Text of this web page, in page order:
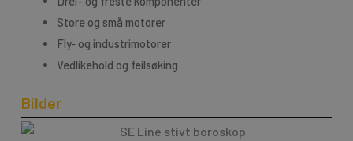
Store og små motorer
Fly‑ og industrimotorer
Vedlikehold og feilsøking
Bilder